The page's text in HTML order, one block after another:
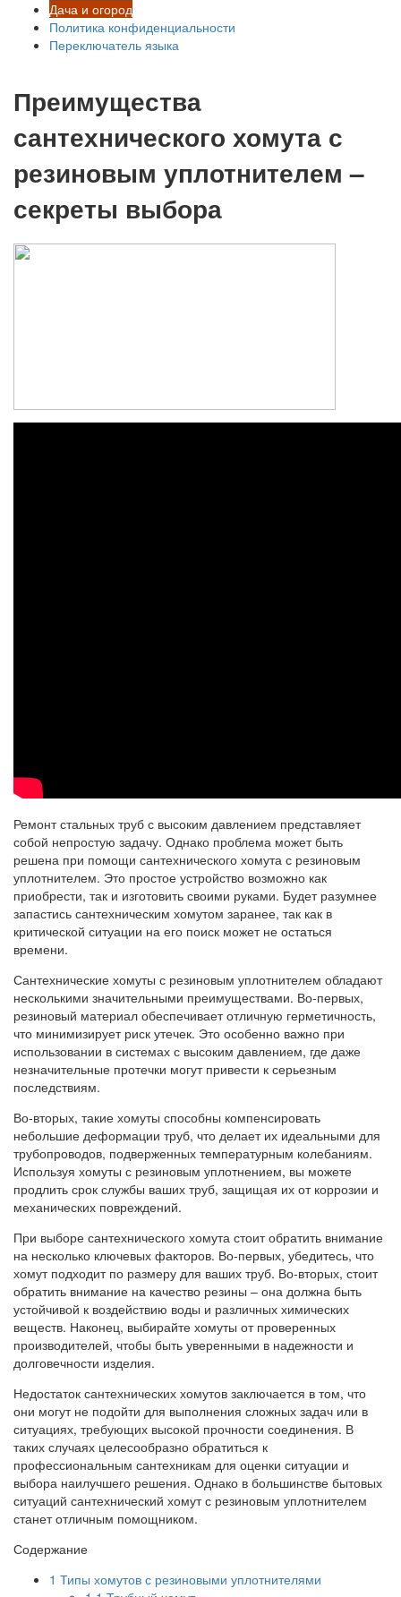
Дача и огород
Политика конфиденциальности
Переключатель языка
Преимущества
сантехнического хомута с
резиновым уплотнителем –
секреты выбора
Ремонт стальных труб с высоким давлением представляет
собой непростую задачу. Однако проблема может быть
решена при помощи сантехнического хомута с резиновым
уплотнителем. Это простое устройство возможно как
приобрести, так и изготовить своими руками. Будет разумнее
запастись сантехническим хомутом заранее, так как в
критической ситуации на его поиск может не остаться
времени.
Сантехнические хомуты с резиновым уплотнителем обладают
несколькими значительными преимуществами. Во-первых,
резиновый материал обеспечивает отличную герметичность,
что минимизирует риск утечек. Это особенно важно при
использовании в системах с высоким давлением, где даже
незначительные протечки могут привести к серьезным
последствиям.
Во-вторых, такие хомуты способны компенсировать
небольшие деформации труб, что делает их идеальными для
трубопроводов, подверженных температурным колебаниям.
Используя хомуты с резиновым уплотнением, вы можете
продлить срок службы ваших труб, защищая их от коррозии и
механических повреждений.
При выборе сантехнического хомута стоит обратить внимание
на несколько ключевых факторов. Во-первых, убедитесь, что
хомут подходит по размеру для ваших труб. Во-вторых, стоит
обратить внимание на качество резины – она должна быть
устойчивой к воздействию воды и различных химических
веществ. Наконец, выбирайте хомуты от проверенных
производителей, чтобы быть уверенными в надежности и
долговечности изделия.
Недостаток сантехнических хомутов заключается в том, что
они могут не подойти для выполнения сложных задач или в
ситуациях, требующих высокой прочности соединения. В
таких случаях целесообразно обратиться к
профессиональным сантехникам для оценки ситуации и
выбора наилучшего решения. Однако в большинстве бытовых
ситуаций сантехнический хомут с резиновым уплотнителем
станет отличным помощником.
Содержание
1 Типы хомутов с резиновыми уплотнителями